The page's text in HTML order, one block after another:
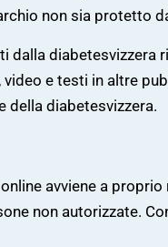
non sia protetto
diabetesvizzera
e testi in altre
della diabetesvizzera.
avviene a
non autorizzate.